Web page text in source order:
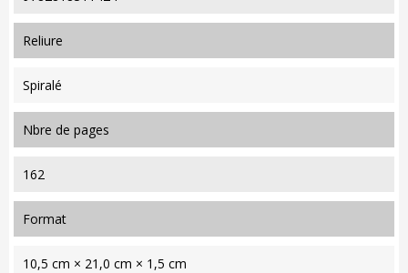
reliure
Spiralé
nbre de pages
162
format
10,5 cm × 21,0 cm × 1,5 cm